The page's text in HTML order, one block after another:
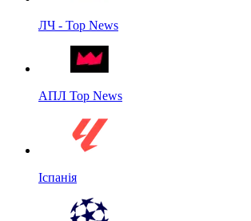
ЛЧ - Top News
АПЛ Top News
Іспанія